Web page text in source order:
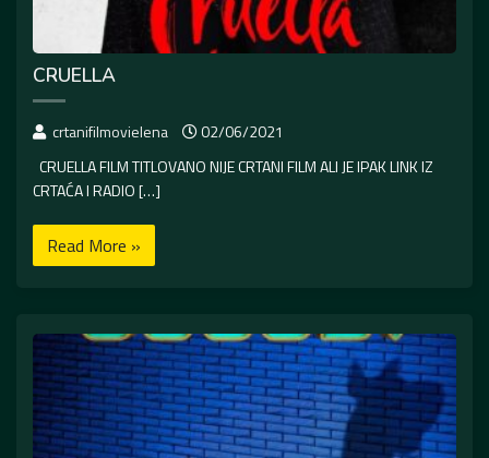
CRUELLA
crtanifilmovielena
02/06/2021
CRUELLA FILM TITLOVANO NIJE CRTANI FILM ALI JE IPAK LINK IZ
CRTAĆA I RADIO […]
Read More »